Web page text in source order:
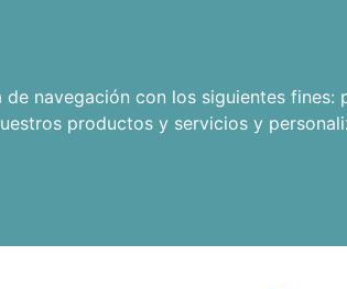
navegación con los siguientes fines:
productos y servicios y